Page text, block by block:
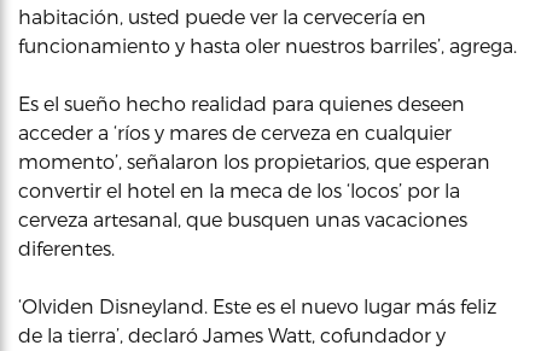
habitación, usted puede ver la cervecería en
funcionamiento y hasta oler nuestros barriles’, agrega.
Es el sueño hecho realidad para quienes deseen
acceder a ‘ríos y mares de cerveza en cualquier
momento’, señalaron los propietarios, que esperan
convertir el hotel en la meca de los ‘locos’ por la
cerveza artesanal, que busquen unas vacaciones
diferentes.
‘Olviden Disneyland. Este es el nuevo lugar más feliz
de la tierra’, declaró James Watt, cofundador y